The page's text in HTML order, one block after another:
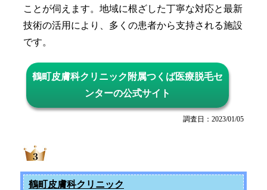
ことが伺えます。地域に根ざした丁寧な対応と最新
技術の活用により、多くの患者から支持される施設
です。
鶴町皮膚科クリニック附属つくば医療脱毛セ
ンターの公式サイト
調査日：2023/01/05
鶴町皮膚科クリニック